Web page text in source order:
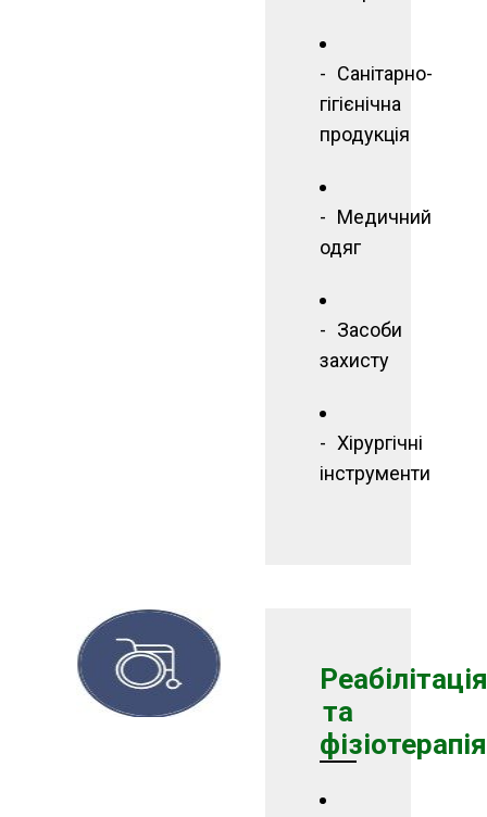
Санітарно-
гігієнічна
продукція
Медичний
одяг
Засоби
захисту
Хірургічні
інструменти
Реабілітація
та
фізіотерапія